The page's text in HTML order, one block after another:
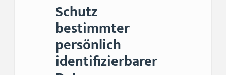
Schutz
bestimmter
persönlich
identifizierbarer